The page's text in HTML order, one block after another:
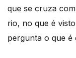
que se cruza
rio, no que é
pergunta o que é